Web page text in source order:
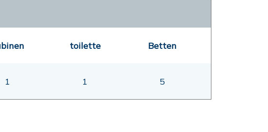
toilette Betten
1 1 5